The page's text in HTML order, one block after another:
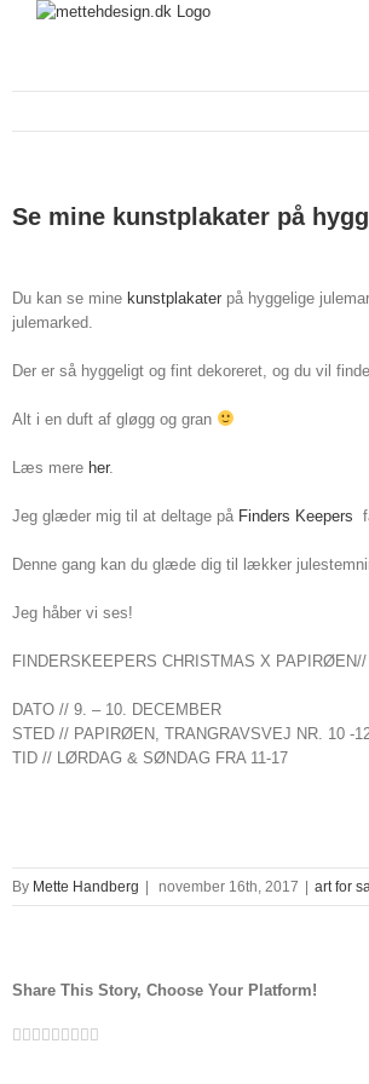
Se mine kunstplakater på
Du kan se mine kunstplakater på hyggelige
julemarked.
Der er så hyggeligt og fint dekoreret, og du vil
Alt i en duft af gløgg og gran
Læs mere her.
Jeg glæder mig til at deltage på Finders Keepers
Denne gang kan du glæde dig til lækker
Jeg håber vi ses!
FINDERSKEEPERS CHRISTMAS X PAPIRØEN//
DATO // 9. – 10. DECEMBER
STED // PAPIRØEN, TRANGRAVSVEJ NR. 10 -
TID // LØRDAG & SØNDAG FRA 11-17
By Mette Handberg november 16th, 2017 art for
Share This Story, Choose Your Platform!
Facebook
Twitter
Linkedin
Reddit
Tumblr
Google+
Pinterest
Vk